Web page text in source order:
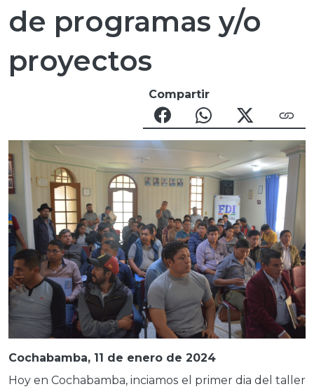
de programas y/o
proyectos
Compartir
Cochabamba, 11 de enero de 2024
Hoy en Cochabamba, inciamos el primer dia del taller